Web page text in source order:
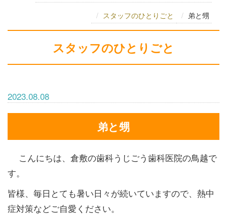
スタッフのひとりごと 弟と甥
スタッフのひとりごと
2023.08.08
弟と甥
こんにちは、倉敷の歯科うじごう歯科医院の鳥越で
す。
皆様、毎日とても暑い日々が続いていますので、熱中
症対策などご自愛ください。